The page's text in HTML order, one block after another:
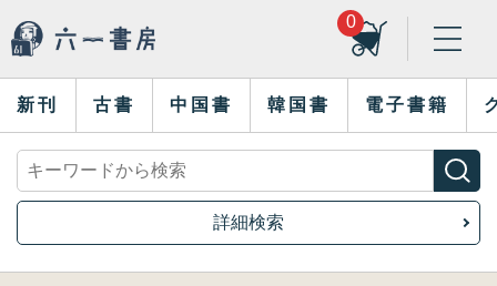
0
新刊 古書 中国書 韓国書 電子書籍
詳細検索